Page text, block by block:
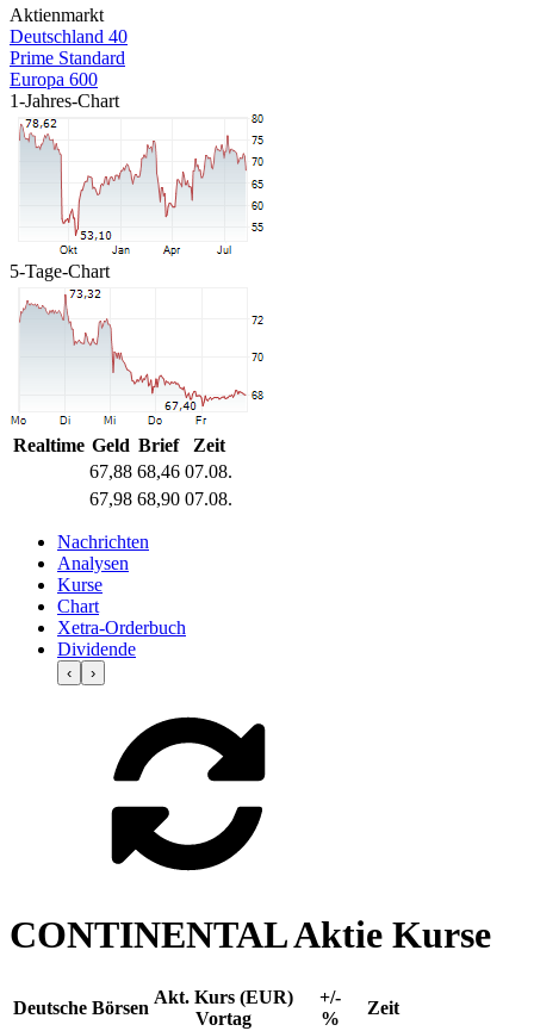
Aktienmarkt
Deutschland 40
Prime Standard
Europa 600
1-Jahres-Chart
5-Tage-Chart
Realtime Geld Brief
Zeit
67,88 68,46 07.08.
67,98 68,90 07.08.
Nachrichten
Analysen
Kurse
Chart
Xetra-Orderbuch
Dividende
‹ ›
CONTINENTAL Aktie Kurse
Deutsche Börsen
Akt. Kurs (EUR)
Vortag
+/-
%
Zeit